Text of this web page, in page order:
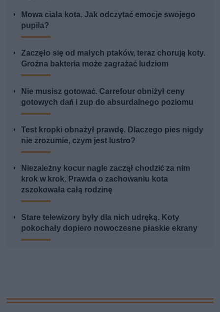
Mowa ciała kota. Jak odczytać emocje swojego
pupila?
Zaczęło się od małych ptaków, teraz chorują koty.
Groźna bakteria może zagrażać ludziom
Nie musisz gotować. Carrefour obniżył ceny
gotowych dań i zup do absurdalnego poziomu
Test kropki obnażył prawdę. Dlaczego pies nigdy
nie zrozumie, czym jest lustro?
Niezależny kocur nagle zaczął chodzić za nim
krok w krok. Prawda o zachowaniu kota
zszokowała całą rodzinę
Stare telewizory były dla nich udręką. Koty
pokochały dopiero nowoczesne płaskie ekrany